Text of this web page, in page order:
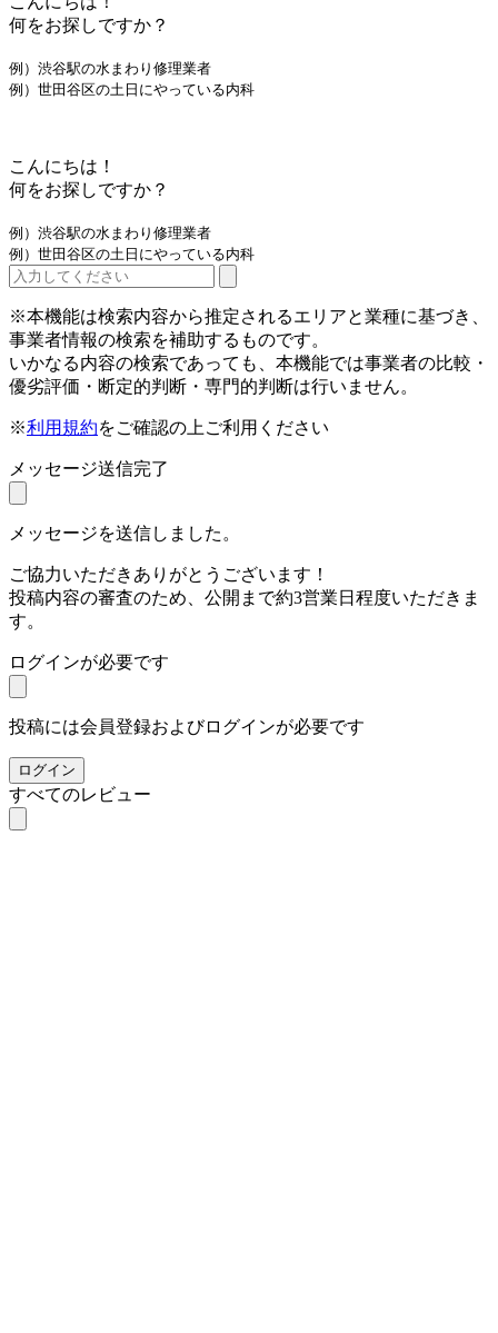
何をお探しですか？
例）渋谷駅の水まわり修理業者
例）世田谷区の土日にやっている内科
こんにちは！
何をお探しですか？
例）渋谷駅の水まわり修理業者
例）世田谷区の土日にやっている内科
※本機能は検索内容から推定されるエリアと業種に基づき、
事業者情報の検索を補助するものです。
いかなる内容の検索であっても、本機能では事業者の比較・
優劣評価・断定的判断・専門的判断は行いません。
※利用規約をご確認の上ご利用ください
メッセージ送信完了
メッセージを送信しました。
ご協力いただきありがとうございます！
投稿内容の審査のため、公開まで約3営業日程度いただきま
す。
ログインが必要です
投稿には会員登録およびログインが必要です
ログイン
すべてのレビュー